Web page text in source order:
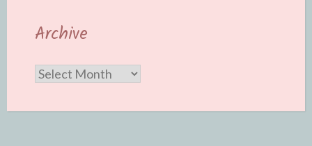
Archive
Archive